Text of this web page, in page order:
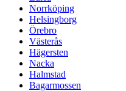
Norrköping
Helsingborg
Örebro
Västerås
Hägersten
Nacka
Halmstad
Bagarmossen